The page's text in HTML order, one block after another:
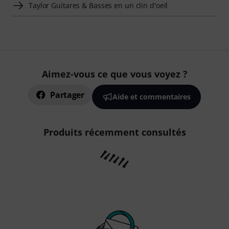
Taylor Guitares & Basses en un clin d'oeil
Aimez-vous ce que vous voyez ?
Partager Aide et commentaires
Produits récemment consultés